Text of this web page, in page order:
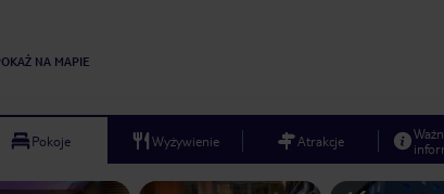
NA MAPIE
Pokoje Wyżywienie Atrakcje